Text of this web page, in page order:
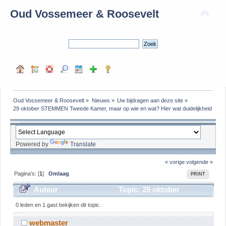
Oud Vossemeer & Roosevelt
Oud Vossemeer & Roosevelt » Nieuws » Uw bijdragen aan deze site»
29 oktober STEMMEN Tweede Kamer, maar op wie en wat? Hier wat duidelijkheid
Powered by Translate
« vorige volgende »
PRINT
Pagina's: [1]Omlaag
Auteur
Topic: 29 oktober
STEMMEN Tweede Kamer, maar op wie en wat? Hier
wat duidelijkheid (gelezen 1043 keer)
0 leden en 1 gast bekijken dit topic.
webmaster